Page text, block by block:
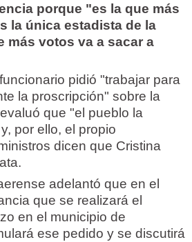
porque "es la que más
la única estadista de la
más votos va a sacar a
pidió "trabajar para
la proscripción" sobre la
que "el pueblo la
por ello, el propio
dicen que Cristina
adelantó que en el
que se realizará el
en el municipio de
ese pedido y se discutirá